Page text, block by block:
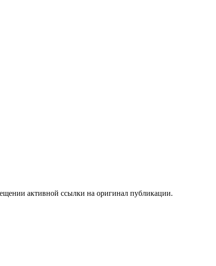
активной ссылки на оригинал публикации.